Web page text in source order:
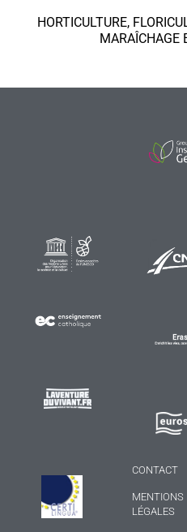
HORTICULTURE,
MARAÎCHAGE
CONTACT
MENTIONS
LÉGALES